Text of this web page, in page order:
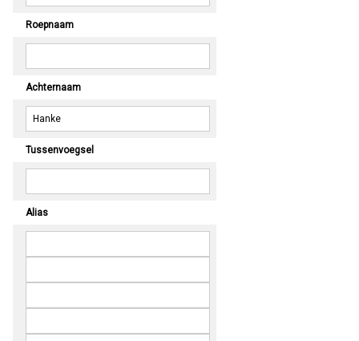
Roepnaam
Achternaam
Tussenvoegsel
Alias